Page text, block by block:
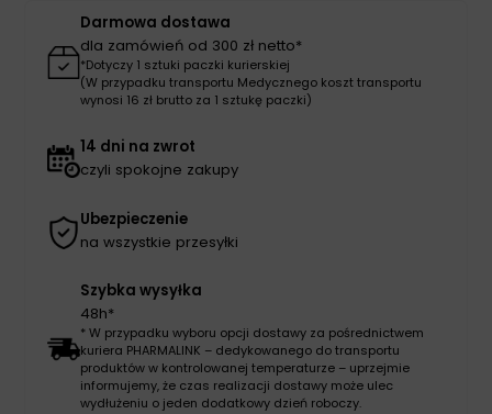
Darmowa dostawa
dla zamówień od 300 zł netto*
*Dotyczy 1 sztuki paczki kurierskiej
(W przypadku transportu Medycznego koszt transportu
wynosi 16 zł brutto za 1 sztukę paczki)
14 dni na zwrot
czyli spokojne zakupy
Ubezpieczenie
na wszystkie przesyłki
Szybka wysyłka
48h*
* W przypadku wyboru opcji dostawy za pośrednictwem
kuriera PHARMALINK – dedykowanego do transportu
produktów w kontrolowanej temperaturze – uprzejmie
informujemy, że czas realizacji dostawy może ulec
wydłużeniu o jeden dodatkowy dzień roboczy.